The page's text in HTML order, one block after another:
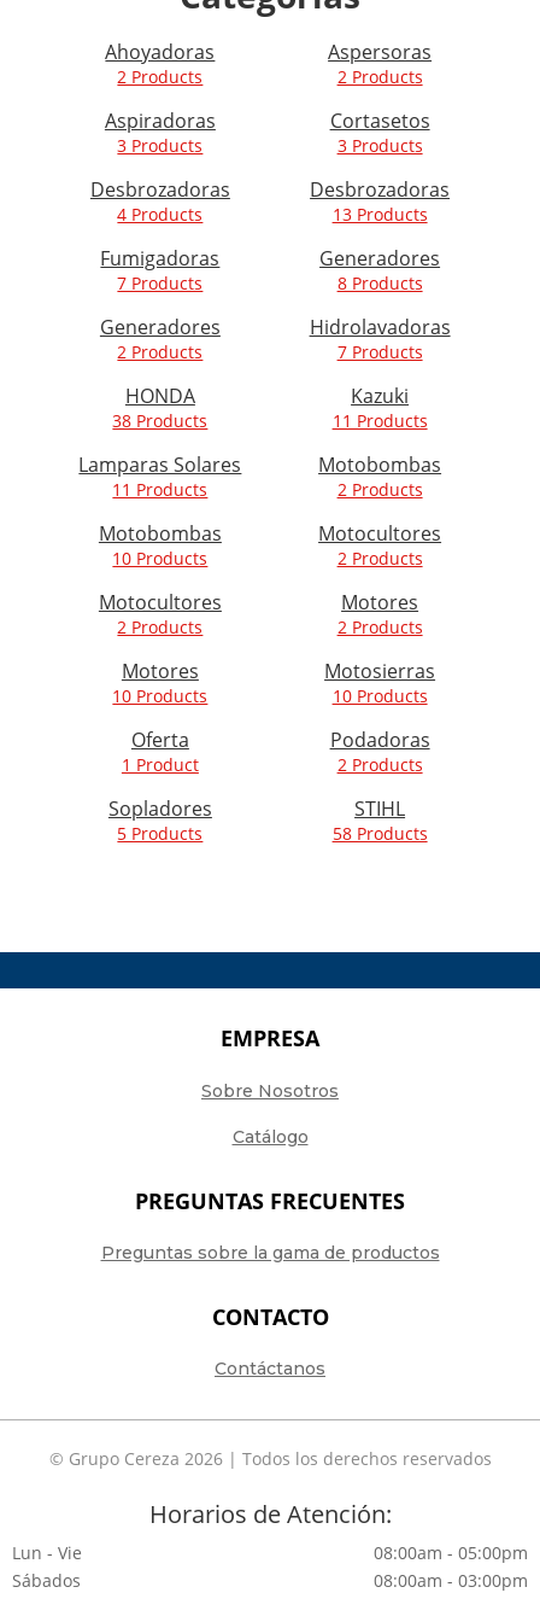
Ahoyadoras
2 Products
Aspersoras
2 Products
Aspiradoras
3 Products
Cortasetos
3 Products
Desbrozadoras
4 Products
Desbrozadoras
13 Products
Fumigadoras
7 Products
Generadores
8 Products
Generadores
2 Products
Hidrolavadoras
7 Products
HONDA
38 Products
Kazuki
11 Products
Lamparas Solares
11 Products
Motobombas
2 Products
Motobombas
10 Products
Motocultores
2 Products
Motocultores
2 Products
Motores
2 Products
Motores
10 Products
Motosierras
10 Products
Oferta
1 Product
Podadoras
2 Products
Sopladores
5 Products
STIHL
58 Products
EMPRESA
Sobre Nosotros
Catálogo
PREGUNTAS FRECUENTES
Preguntas sobre la gama de productos
CONTACTO
Contáctanos
© Grupo Cereza 2026 | Todos los derechos reservados
Horarios de Atención:
Lun - Vie
08:00am - 05:00pm
Sábados
08:00am - 03:00pm